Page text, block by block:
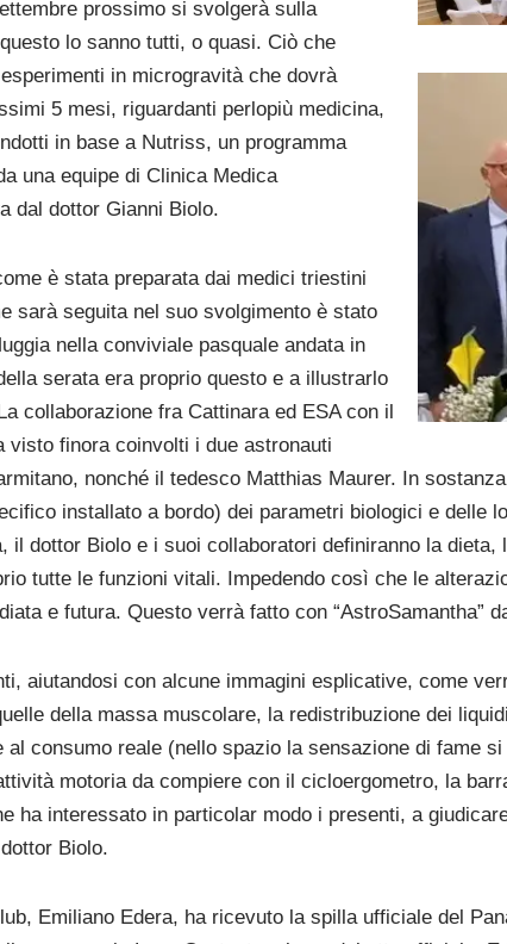
prossimo si svolgerà sulla
lo sanno tutti, o quasi. Ciò che
in microgravità che dovrà
5 mesi, riguardanti perlopiù medicina,
in base a Nutriss, un programma
una equipe di Clinica Medica
dal dottor Gianni Biolo.
è stata preparata dai medici triestini
sarà seguita nel suo svolgimento è stato
nella conviviale pasquale andata in
serata era proprio questo e a illustrarlo
collaborazione fra Cattinara ed ESA con il
visto finora coinvolti i due astronauti
nonché il tedesco Matthias Maurer. In
installato a bordo) dei parametri biologici e delle
dottor Biolo e i suoi collaboratori definiranno la dieta,
tutte le funzioni vitali. Impedendo così che le
e futura. Questo verrà fatto con “AstroSamantha”
aiutandosi con alcune immagini esplicative, come
della massa muscolare, la redistribuzione dei
consumo reale (nello spazio la sensazione di fame
motoria da compiere con il cicloergometro, la
ha interessato in particolar modo i presenti, a
Biolo.
Emiliano Edera, ha ricevuto la spilla ufficiale del